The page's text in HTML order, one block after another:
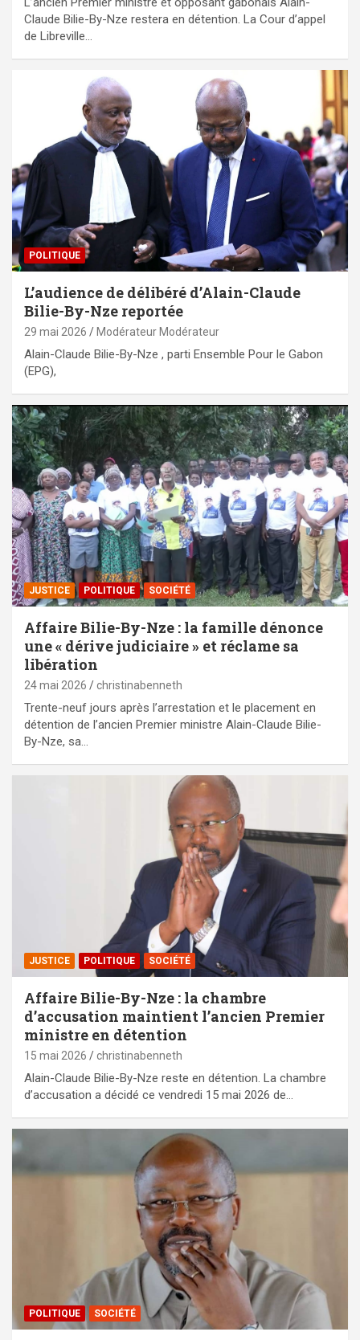
Claude Bilie-By-Nze restera en détention. La Cour d’appel
de Libreville…
POLITIQUE
L’audience de délibéré d’Alain-Claude
Bilie-By-Nze reportée
29 mai 2026 Modérateur Modérateur
Alain-Claude Bilie-By-Nze , parti Ensemble Pour le Gabon
(EPG),
JUSTICE POLITIQUE SOCIÉTÉ
Affaire Bilie-By-Nze : la famille dénonce
une « dérive judiciaire » et réclame sa
libération
24 mai 2026 christinabenneth
Trente-neuf jours après l’arrestation et le placement en
détention de l’ancien Premier ministre Alain-Claude Bilie-
By-Nze, sa…
JUSTICE POLITIQUE SOCIÉTÉ
Affaire Bilie-By-Nze : la chambre
d’accusation maintient l’ancien Premier
ministre en détention
15 mai 2026 christinabenneth
Alain-Claude Bilie-By-Nze reste en détention. La chambre
d’accusation a décidé ce vendredi 15 mai 2026 de…
POLITIQUE SOCIÉTÉ